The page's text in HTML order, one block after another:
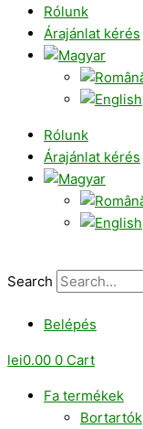
Rólunk
Árajánlat kérés
Rólunk
Árajánlat kérés
Search
Belépés
lei0.00 0 Cart
Fa termékek
Bortartók